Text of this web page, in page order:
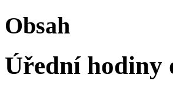
Obsah
Úřední hodiny